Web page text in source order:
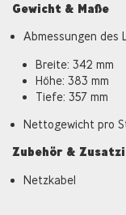
Gewicht & Maße
Abmessungen des
Breite: 342 mm
Höhe: 383 mm
Tiefe: 357 mm
Nettogewicht pro
Zubehör &
Netzkabel